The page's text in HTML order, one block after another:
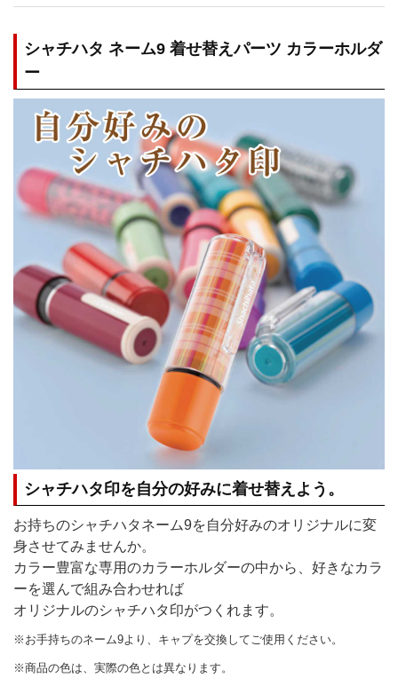
シャチハタ ネーム9 着せ替えパーツ カラーホルダ
ー
シャチハタ印を自分の好みに着せ替えよう。
お持ちのシャチハタネーム9を自分好みのオリジナルに変
身させてみませんか。
カラー豊富な専用のカラーホルダーの中から、好きなカラ
ーを選んで組み合わせれば
オリジナルのシャチハタ印がつくれます。
※お手持ちのネーム9より、キャプを交換してご使用ください。
※商品の色は、実際の色とは異なります。